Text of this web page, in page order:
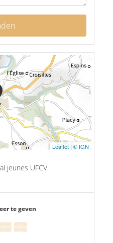
Leaflet | © IGN
jeunes UFCV
te geven
▒▒